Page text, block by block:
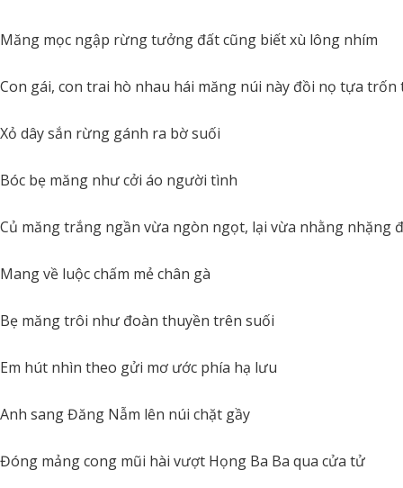
Măng mọc ngập rừng tưởng đất cũng biết xù lông nhím
Con gái, con trai hò nhau hái măng núi này đồi nọ tựa trốn
Xỏ dây sắn rừng gánh ra bờ suối
Bóc bẹ măng như cởi áo người tình
Củ măng trắng ngần vừa ngòn ngọt, lại vừa nhằng nhặng
Mang về luộc chấm mẻ chân gà
Bẹ măng trôi như đoàn thuyền trên suối
Em hút nhìn theo gửi mơ ước phía hạ lưu
Anh sang Đăng Nẫm lên núi chặt gầy
Đóng mảng cong mũi hài vượt Họng Ba Ba qua cửa tử